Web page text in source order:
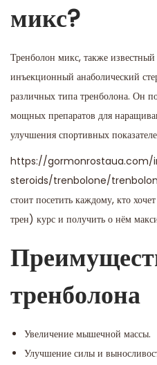
микс?
Тренболон микс, также
инъекционный анаболический
различных типа тренболона. Он
мощных препаратов для
улучшения спортивных
https://gormonrostaua.com/
steroids/trenbolone/
стоит посетить каждому, кто
трен) курс и получить о нём
тренболона
Увеличение мышечной массы.
Улучшение силы и